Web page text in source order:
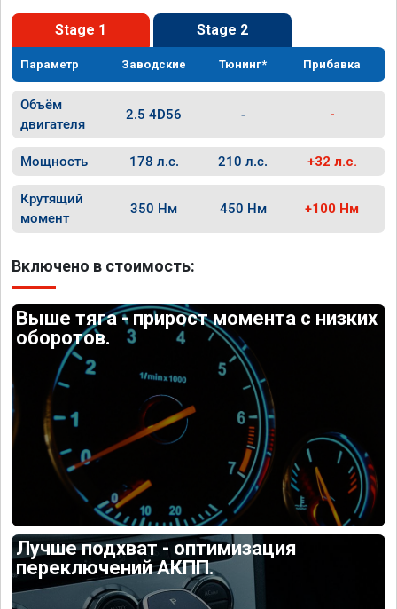
Stage 1 Stage 2
Параметр Заводские Тюнинг* Прибавка
Объём
двигателя
2.5 4D56 - -
Мощность 178 л.с. 210 л.с. +32 л.с.
Крутящий
момент
350 Нм 450 Нм +100 Нм
Включено в стоимость:
Выше тяга - прирост момента с низких
оборотов.
Лучше подхват - оптимизация
переключений АКПП.